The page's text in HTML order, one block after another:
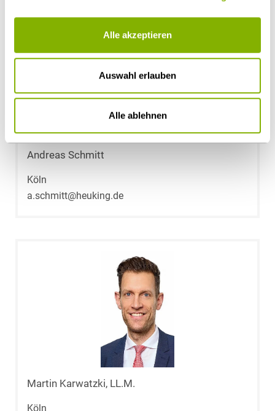
Alle akzeptieren
Auswahl erlauben
Alle ablehnen
Andreas Schmitt
Köln
a.schmitt@heuking.de
Martin Karwatzki, LL.M.
Köln